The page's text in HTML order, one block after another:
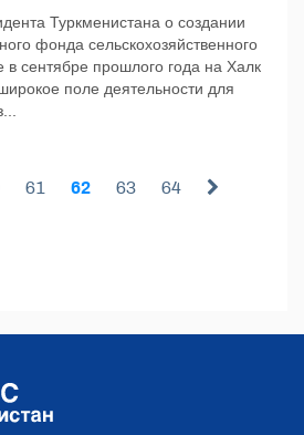
Туркменистана о создании
фонда сельскохозяйственного
в сентябре прошлого года на Халк
поле деятельности для
61 62 63 64